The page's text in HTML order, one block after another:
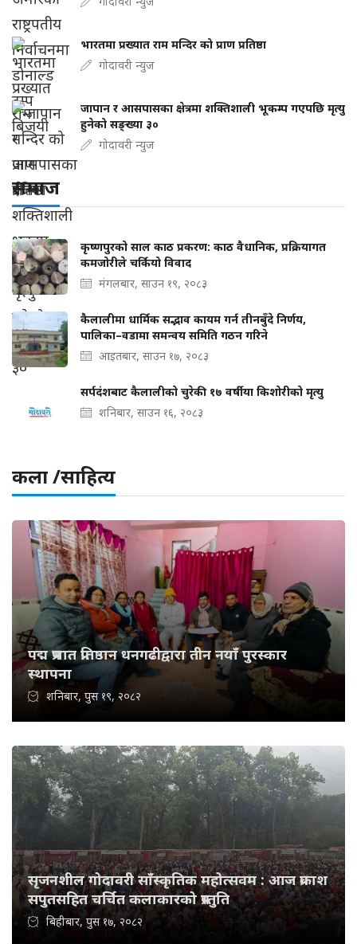
भारतमा प्रख्यात राम मन्दिर को प्राण प्रतिष्ठा
गोदावरी न्युज
जापान र आसपासका क्षेत्रमा शक्तिशाली भूकम्प गएपछि मृत्यु
हुनेको सङ्ख्या ३०
गोदावरी न्युज
समाज
कृष्णपुरको साल काठ प्रकरण: काठ वैधानिक, प्रक्रियागत
कमजोरीले चर्कियो विवाद
मंगलबार, साउन १९, २०८३
कैलालीमा धार्मिक सद्भाव कायम गर्न तीनबुँदे निर्णय,
पालिका–वडामा समन्वय समिति गठन गरिने
आइतबार, साउन १७, २०८३
सर्पदंशबाट कैलालीको चुरेकी १७ वर्षीया किशोरीको मृत्यु
शनिबार, साउन १६, २०८३
कला /साहित्य
पद्म प्रभात प्रतिष्ठान धनगढीद्वारा तीन नयाँ पुरस्कार
स्थापना
शनिबार, पुस १९, २०८२
सृजनशील गोदावरी साँस्कृतिक महोत्सवम : आज प्रकाश
सपुतसहित चर्चित कलाकारको प्रस्तुति
बिहीबार, पुस १७, २०८२